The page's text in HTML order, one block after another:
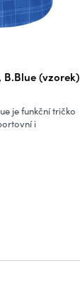
B.Blue (vzorek)
je funkční tričko
i